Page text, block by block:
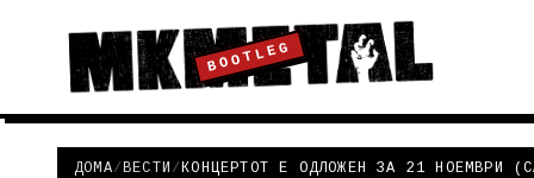
BOOTLEG
ДОМА/ВЕСТИ /КОНЦЕРТОТ Е ОДЛОЖЕН ЗА 21 НОЕМВРИ